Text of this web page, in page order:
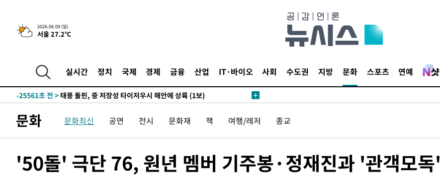
2026.08.09 (일)
서울 27.2℃
실시간 정치 국제 경제 금융 산업 IT·바이오 사회 수도권 지방 문화 스포츠 연예
4시간 전 >튀르키예 외무장관, "메카 3국 방위협정은 이란이 목표 아냐 " 밝혀
-26565초 전 >
이강인 ATM 입단식에 '상암벌 들썩'…"세계적인 선수 되길"
-22907초 전 > AT마드리드 데뷔 앞둔 이강인, 맨시티전 선발 대신 '벤치 시작'
44.40%
-20871초 전 > 與 강원·TK 당원투표 합산 김민석 46.01%로 승리…정청래
44.53%
-20711초 전 >[속보]與전대 권리당원투표…강원·경북 김민석, 대구 정청래 승리
[속보]與 당대표 경선, 경북 권리당원 투표 김민석 47.37%·정청래
45.71%
-20420초 전 >[속보]與 당대표 경선, 대구 권리당원 투표 정청래 47.82%·김민석
문화 문화최신 공연 전시 문화재 책 여행/레저 종교
'50돌' 극단 76, 원년 멤버 기주봉·정재진과 '관객모독'